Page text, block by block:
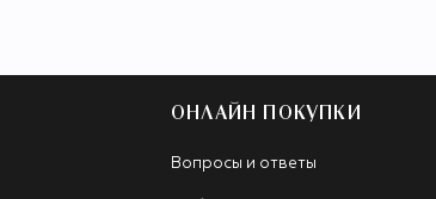
ОНЛАЙН ПОКУПКИ
Вопросы и ответы